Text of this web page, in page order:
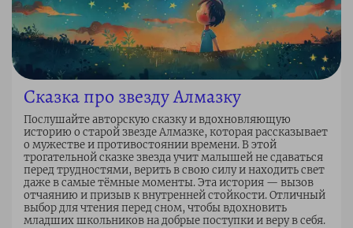
Сказка про звезду Алмазку
Послушайте авторскую сказку и вдохновляющую
историю о старой звезде Алмазке, которая рассказывает
о мужестве и противостоянии времени. В этой
трогательной сказке звезда учит малышей не сдаваться
перед трудностями, верить в свою силу и находить свет
даже в самые тёмные моменты. Эта история — вызов
отчаянию и призыв к внутренней стойкости. Отличный
выбор для чтения перед сном, чтобы вдохновить
младших школьников на добрые поступки и веру в себя.